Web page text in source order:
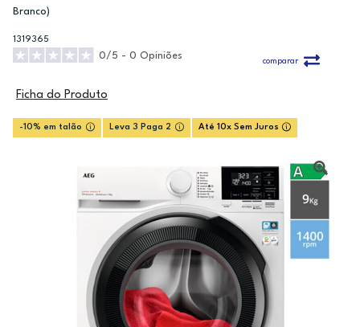
Branco)
1319365
0/5 - 0 Opiniões
comparar
Ficha do Produto
-10% em talão Leva 3 Paga 2 Até 10x Sem Juros